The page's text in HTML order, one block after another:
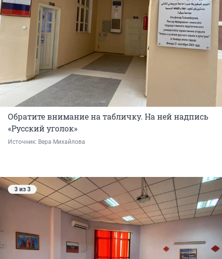
Обратите внимание на табличку. На ней надпись
«Русский уголок»
Источник: Вера Михайлова
3 из 3